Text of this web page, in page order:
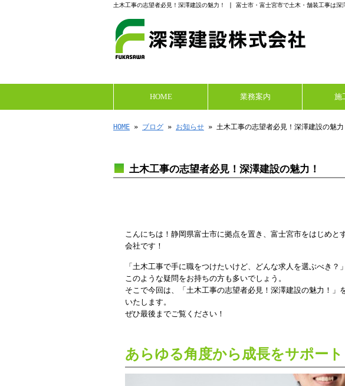
土木工事の志望者必見！深澤建設の魅力！ | 富士市・富士宮市で土木・舗装工事は深
HOME 業務案内 施
HOME » ブログ » お知らせ » 土木工事の志望者必見！深澤建設の魅力
土木工事の志望者必見！深澤建設の魅力！
こんにちは！静岡県富士市に拠点を置き、富士宮市をはじめ
会社です！
「土木工事で手に職をつけたいけど、どんな求人を選ぶべき？」
このような疑問をお持ちの方も多いでしょう。
そこで今回は、「土木工事の志望者必見！深澤建設の魅力！
いたします。
ぜひ最後までご覧ください！
あらゆる角度から成長をサポート